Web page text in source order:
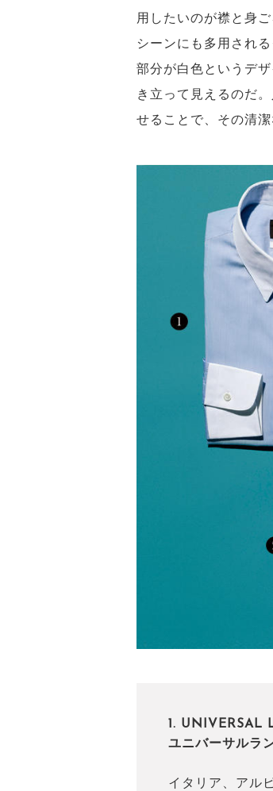
用したいのが襟と身
シーンにも多用され
部分が白色というデ
き立って見えるのだ
せることで、その清
1. UNIVERSAL
ユニバーサルラ
イタリア、アル